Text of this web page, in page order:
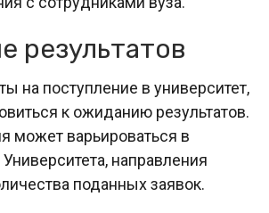
результатов
на поступление в университет,
к ожиданию результатов.
может варьироваться в
направления
поданных заявок.